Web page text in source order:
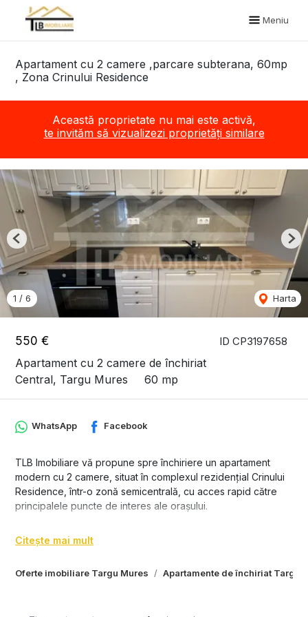
Meniu
Apartament cu 2 camere ,parcare subterana, 60mp
, Zona Crinului Residence
Această proprietate nu mai este activă,
te invităm să vizualizezi proprietăți similare
ID CP3197658
550 €
Apartament cu 2 camere de închiriat
Central, Targu Mures
60 mp
1 / 6 Harta
Previous
Oferte imobiliare Targu Mures Apartamente de închiriat Targu
WhatsApp Facebook
TLB Imobiliare vă propune spre închiriere un apartament
modern cu 2 camere, situat în complexul rezidențial Crinului
Residence, într-o zonă semicentrală, cu acces rapid către
principalele puncte de interes ale orașului.
atenție la detalii și pregătit pentru mutare imediată.
Compartimentare:
• bucătărie complet utilată
Citește mai mult